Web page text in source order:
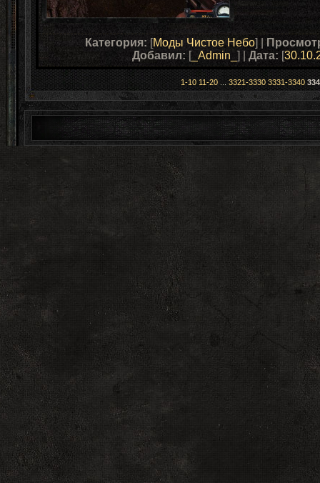
Категория: [Моды Чистое Небо] |
Добавил: [_Admin_ ] | Дата: [
1-10 11-20 3321-3330 3331-3340